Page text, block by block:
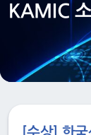
KAMIC
[수상] 한